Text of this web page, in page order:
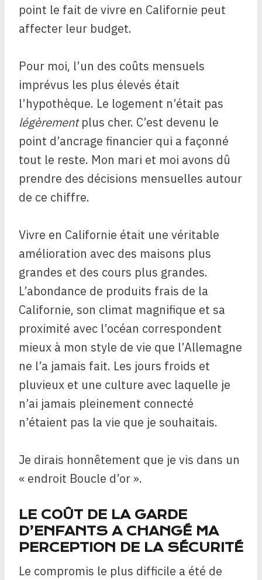
point le fait de vivre en Californie peut
affecter leur budget.
Pour moi, l’un des coûts mensuels
imprévus les plus élevés était
l’hypothèque. Le logement n’était pas
légèrementplus cher. C’est devenu le
point d’ancrage financier qui a façonné
tout le reste. Mon mari et moi avons dû
prendre des décisions mensuelles autour
de ce chiffre.
Vivre en Californie était une véritable
amélioration avec des maisons plus
grandes et des cours plus grandes.
L’abondance de produits frais de la
Californie, son climat magnifique et sa
proximité avec l’océan correspondent
mieux à mon style de vie que l’Allemagne
ne l’a jamais fait. Les jours froids et
pluvieux et une culture avec laquelle je
n’ai jamais pleinement connecté
n’étaient pas la vie que je souhaitais.
Je dirais honnêtement que je vis dans un
« endroit Boucle d’or ».
LE COÛT DE LA GARDE
D’ENFANTS A CHANGÉ MA
PERCEPTION DE LA SÉCURITÉ
Le compromis le plus difficile a été de